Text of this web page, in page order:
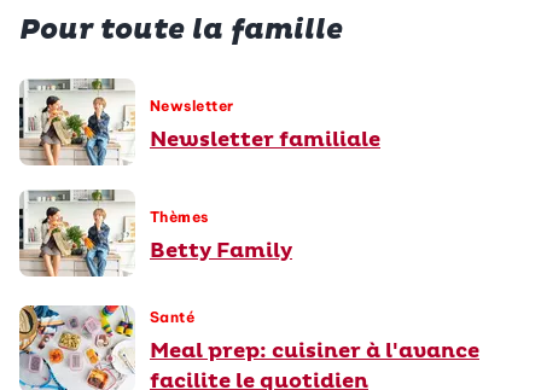
Pour toute la famille
Newsletter
Newsletter familiale
Thèmes
Betty Family
Santé
Meal prep: cuisiner à l'avance
facilite le quotidien